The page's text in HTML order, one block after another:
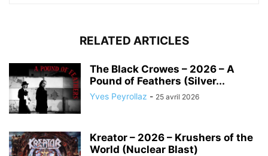
RELATED ARTICLES
The Black Crowes – 2026 – A
Pound of Feathers (Silver...
Yves Peyrollaz - 25 avril 2026
Kreator – 2026 – Krushers of the
World (Nuclear Blast)